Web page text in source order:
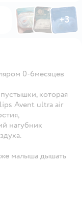
ФотоФотоФото
+3
Открыть
0-6месяцев
которая
Avent ultra air
нагубник
малыша дышать